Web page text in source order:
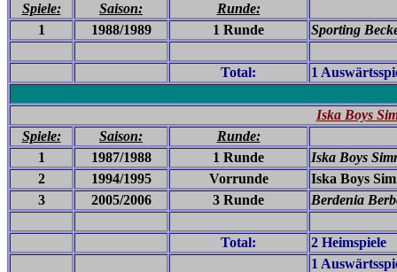
Spiele:
Saison:
Runde:
1
1988/1989 1 Runde Sporting
Total: 1
Iska Boys
Spiele:
Saison:
Runde:
1
1987/1988 1 Runde
Iska Boys
2
1994/1995 Vorrunde
Iska Boys
3
2005/2006 3 Runde Berdenia
Total:
2 Heimspiele
1